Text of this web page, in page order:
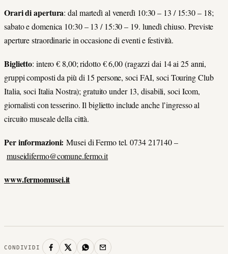
Orari di apertura: dal martedì al venerdì 10:30 – 13 / 15:30 – 18;
sabato e domenica 10:30 – 13 / 15:30 – 19. lunedì chiuso. Previste
aperture straordinarie in occasione di eventi e festività.
Biglietto: intero € 8,00; ridotto € 6,00 (ragazzi dai 14 ai 25 anni,
gruppi composti da più di 15 persone, soci FAI, soci Touring Club
Italia, soci Italia Nostra); gratuito under 13, disabili, soci Icom,
giornalisti con tesserino. Il biglietto include anche l’ingresso al
circuito museale della città.
Per informazioni: Musei di Fermo tel. 0734 217140 –
museidifermo@comune.fermo.it
www.fermomusei.it
CONDIVIDI